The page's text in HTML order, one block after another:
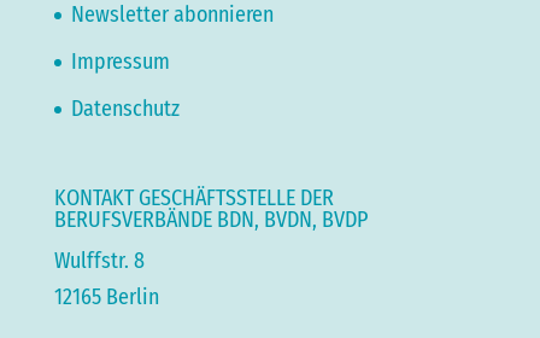
Newsletter abonnieren
Impressum
Datenschutz
KONTAKT GESCHÄFTSSTELLE DER
BERUFSVERBÄNDE BDN, BVDN, BVDP
Wulffstr. 8
12165 Berlin